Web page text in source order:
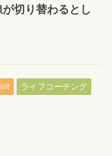
が切り替わるとし
ライフコーチング